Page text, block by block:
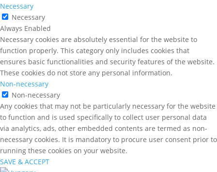
Necessary
Necessary
Always Enabled
Necessary cookies are absolutely essential for the website to
function properly. This category only includes cookies that
ensures basic functionalities and security features of the website.
These cookies do not store any personal information.
Non-necessary
Non-necessary
Any cookies that may not be particularly necessary for the website
to function and is used specifically to collect user personal data
via analytics, ads, other embedded contents are termed as non-
necessary cookies. It is mandatory to procure user consent prior to
running these cookies on your website.
SAVE & ACCEPT